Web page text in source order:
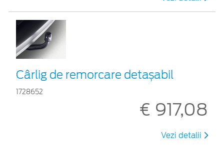
Cârlig de remorcare detașabil
1728652
€ 917,08
Vezi detalii